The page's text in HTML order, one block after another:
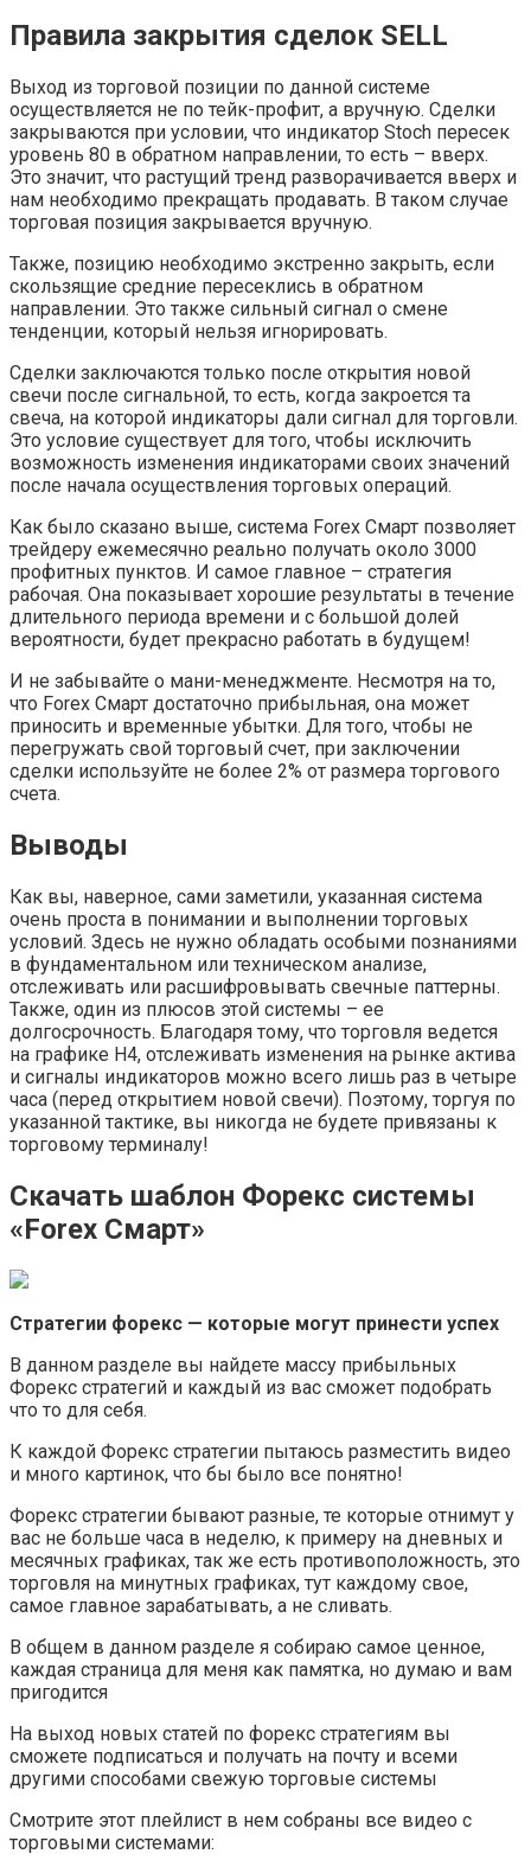
Правила закрытия сделок SELL
Выход из торговой позиции по данной системе
осуществляется не по тейк-профит, а вручную. Сделки
закрываются при условии, что индикатор Stoch пересек
уровень 80 в обратном направлении, то есть – вверх.
Это значит, что растущий тренд разворачивается вверх и
нам необходимо прекращать продавать. В таком случае
торговая позиция закрывается вручную.
Также, позицию необходимо экстренно закрыть, если
скользящие средние пересеклись в обратном
направлении. Это также сильный сигнал о смене
тенденции, который нельзя игнорировать.
Сделки заключаются только после открытия новой
свечи после сигнальной, то есть, когда закроется та
свеча, на которой индикаторы дали сигнал для торговли.
Это условие существует для того, чтобы исключить
возможность изменения индикаторами своих значений
после начала осуществления торговых операций.
Как было сказано выше, система Forex Смарт позволяет
трейдеру ежемесячно реально получать около 3000
профитных пунктов. И самое главное – стратегия
рабочая. Она показывает хорошие результаты в течение
длительного периода времени и c большой долей
вероятности, будет прекрасно работать в будущем!
И не забывайте о мани-менеджменте. Несмотря на то,
что Forex Смарт достаточно прибыльная, она может
приносить и временные убытки. Для того, чтобы не
перегружать свой торговый счет, при заключении
сделки используйте не более 2% от размера торгового
счета.
Выводы
Как вы, наверное, сами заметили, указанная система
очень проста в понимании и выполнении торговых
условий. Здесь не нужно обладать особыми познаниями
в фундаментальном или техническом анализе,
отслеживать или расшифровывать свечные паттерны.
Также, один из плюсов этой системы – ее
долгосрочность. Благодаря тому, что торговля ведется
на графике Н4, отслеживать изменения на рынке актива
и сигналы индикаторов можно всего лишь раз в четыре
часа (перед открытием новой свечи). Поэтому, торгуя по
указанной тактике, вы никогда не будете привязаны к
торговому терминалу!
Скачать шаблон Форекс системы
«Forex Смарт»
Стратегии форекс — которые могут принести успех
В данном разделе вы найдете массу прибыльных
Форекс стратегий и каждый из вас сможет подобрать
что то для себя.
К каждой Форекс стратегии пытаюсь разместить видео
и много картинок, что бы было все понятно!
Форекс стратегии бывают разные, те которые отнимут у
вас не больше часа в неделю, к примеру на дневных и
месячных графиках, так же есть противоположность, это
торговля на минутных графиках, тут каждому свое,
самое главное зарабатывать, а не сливать.
В общем в данном разделе я собираю самое ценное,
каждая страница для меня как памятка, но думаю и вам
пригодится
На выход новых статей по форекс стратегиям вы
сможете подписаться и получать на почту и всеми
другими способами свежую торговые системы
Смотрите этот плейлист в нем собраны все видео с
торговыми системами: